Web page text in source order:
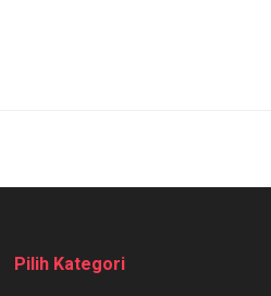
Pilih Kategori